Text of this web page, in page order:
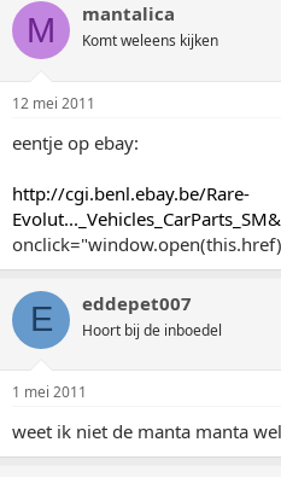
M mantalica
Komt weleens kijken
12 mei 2011
eentje op ebay:
http://cgi.benl.ebay.be/Rare-
E eddepet007
Hoort bij de inboedel
1 mei 2011
weet ik niet de manta manta wel